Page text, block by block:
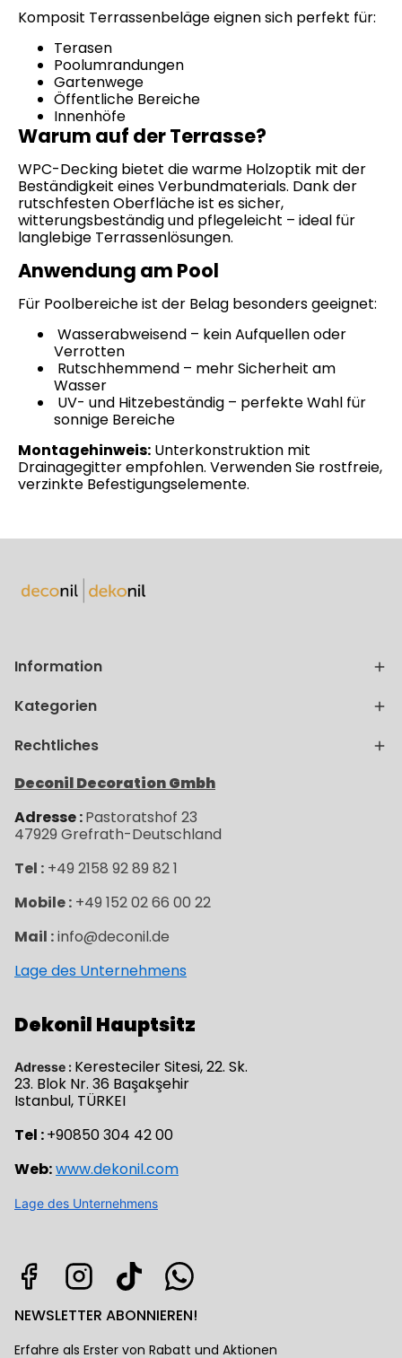
Komposit Terrassenbeläge eignen sich perfekt für:
Terasen
Poolumrandungen
Gartenwege
Öffentliche Bereiche
Innenhöfe
Warum auf der Terrasse?
WPC-Decking bietet die warme Holzoptik mit der
Beständigkeit eines Verbundmaterials. Dank der
rutschfesten Oberfläche ist es sicher,
witterungsbeständig und pflegeleicht – ideal für
langlebige Terrassenlösungen.
Anwendung am Pool
Für Poolbereiche ist der Belag besonders geeignet:
Wasserabweisend – kein Aufquellen oder
Verrotten
Rutschhemmend – mehr Sicherheit am
Wasser
UV- und Hitzebeständig – perfekte Wahl für
sonnige Bereiche
Montagehinweis: Unterkonstruktion mit
Drainagegitter empfohlen. Verwenden Sie rostfreie,
verzinkte Befestigungselemente.
Information
Kategorien
Rechtliches
Deconil Decoration Gmbh
Adresse :Pastoratshof 23
47929 Grefrath-Deutschland
Tel : +49 2158 92 89 82 1
Mobile : +49 152 02 66 00 22
Mail :info@deconil.de
Lage des Unternehmens
Dekonil Hauptsitz
Adresse : Keresteciler Sitesi, 22. Sk.
23. Blok Nr. 36 Başakşehir
Istanbul, TÜRKEI
Tel :+90850 304 42 00
Web:www.dekonil.com
Lage des Unternehmens
NEWSLETTER ABONNIEREN!
Erfahre als Erster von Rabatt und Aktionen